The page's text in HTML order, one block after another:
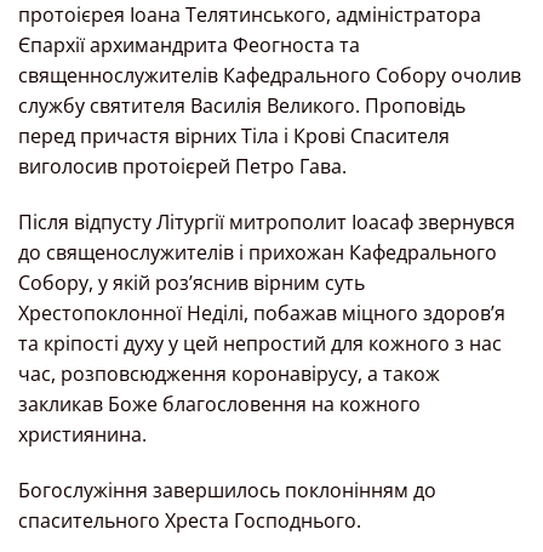
протоієрея Іоана Телятинського, адміністратора
Єпархії архимандрита Феогноста та
священнослужителів Кафедрального Собору очолив
службу святителя Василія Великого. Проповідь
перед причастя вірних Тіла і Крові Спасителя
виголосив протоієрей Петро Гава.
Після відпусту Літургії митрополит Іоасаф звернувся
до священослужителів і прихожан Кафедрального
Собору, у якій роз’яснив вірним суть
Хрестопоклонної Неділі, побажав міцного здоров’я
та кріпості духу у цей непростий для кожного з нас
час, розповсюдження коронавірусу, а також
закликав Боже благословення на кожного
християнина.
Богослужіння завершилось поклонінням до
спасительного Хреста Господнього.